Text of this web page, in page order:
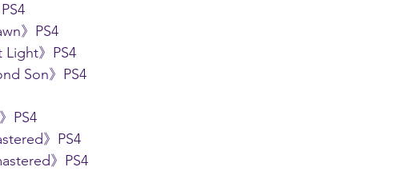
》PS4
Light》PS4
Son》PS4
PS4
》PS4
》PS4